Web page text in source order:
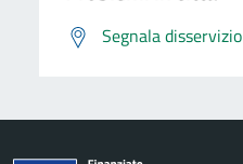
Segnala disservizio